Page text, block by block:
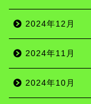
2024年12月
2024年11月
2024年10月